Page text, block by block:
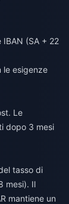
(SA + 22
le esigenze
Le
dopo 3 mesi
tasso di
mesi). Il
mantiene un